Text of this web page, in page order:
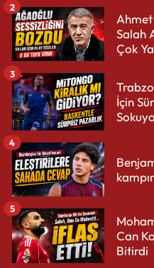
Salah
Çok
2
İçin
3
4
Can
Bitirdi
5